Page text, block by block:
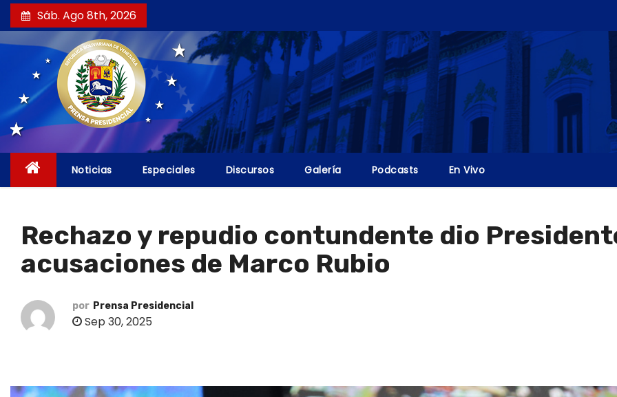
a
l
Sáb. Ago 8th, 2026
Noticias Especiales Discursos Galería Podcasts En Vivo
Rechazo y repudio contundente dio
acusaciones de Marco Rubio
por Prensa Presidencial
Sep 30, 2025